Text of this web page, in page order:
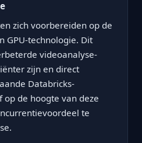
zich voorbereiden op de
GPU-technologie. Dit
videoanalyse-
zijn en direct
Databricks-
de hoogte van deze
te